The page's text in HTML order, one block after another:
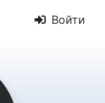
Войти